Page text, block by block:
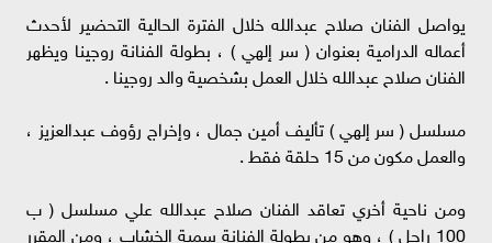
يواصل الفنان صلاح عبدالله خلال الفترة الحالية التحضير لأحدث
أعماله الدرامية بعنوان ( سر إلهي ) ، بطولة الفنانة روجينا ويظهر
الفنان صلاح عبدالله خلال العمل بشخصية والد روجينا .
مسلسل ( سر إلهي ) تأليف أمين جمال ، وإخراج رؤوف عبدالعزيز ،
والعمل مكون من 15 حلقة فقط .
ومن ناحية أخري تعاقد الفنان صلاح عبدالله علي مسلسل ( ب
100 راجل ) ، وهو من بطولة الفنانة سمية الخشاب ، ومن المقرر